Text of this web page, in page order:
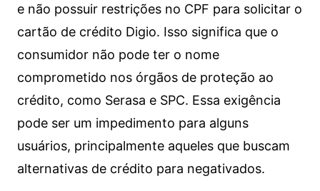
e não possuir restrições no CPF para solicitar o
cartão de crédito Digio. Isso significa que o
consumidor não pode ter o nome
comprometido nos órgãos de proteção ao
crédito, como Serasa e SPC. Essa exigência
pode ser um impedimento para alguns
usuários, principalmente aqueles que buscam
alternativas de crédito para negativados.